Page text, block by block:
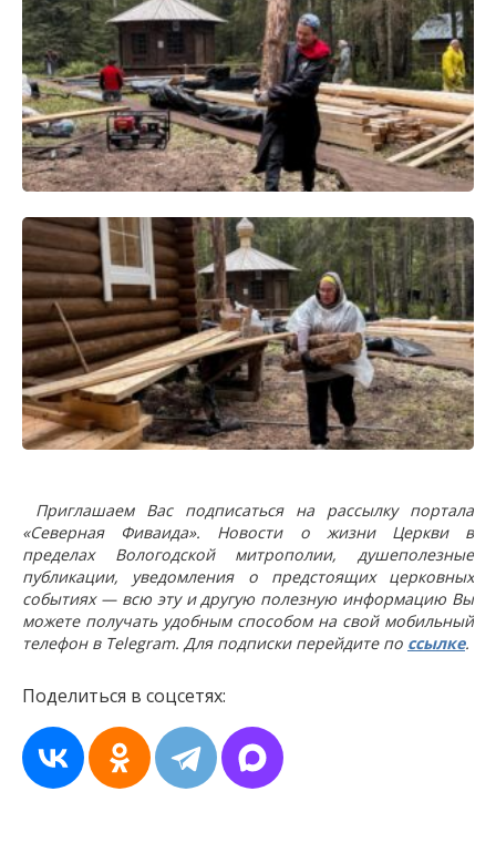
Приглашаем Вас подписаться на рассылку портала
«Северная Фиваида». Новости о жизни Церкви в
пределах Вологодской митрополии, душеполезные
публикации, уведомления о предстоящих церковных
событиях — всю эту и другую полезную информацию Вы
можете получать удобным способом на свой мобильный
телефон в Telegram. Для подписки перейдите по ссылке.
Поделиться в соцсетях: